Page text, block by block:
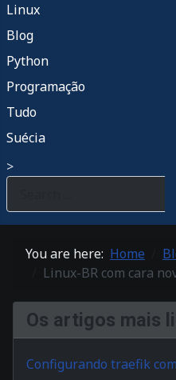
Linux
Blog
Python
Programação
Tudo
Suécia
>
You are here: Home
Linux-BR com cara
Os artigos mais
Configurando traefik